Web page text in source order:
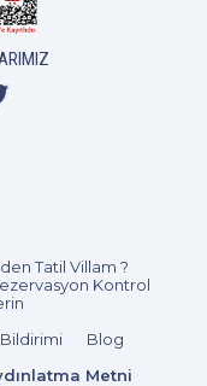
Beğen
Tatil Villam ?
Kontrol
Blog
Metni